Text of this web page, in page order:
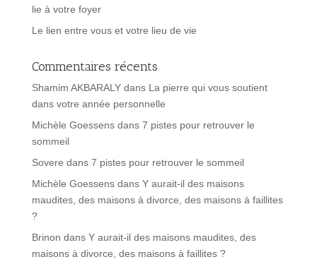
lie à votre foyer
Le lien entre vous et votre lieu de vie
Commentaires récents
Shamim AKBARALYdans La pierre qui vous soutient
dans votre année personnelle
Michèle Goessensdans 7 pistes pour retrouver le
sommeil
Sovere dans 7 pistes pour retrouver le sommeil
Michèle Goessensdans Y aurait-il des maisons
maudites, des maisons à divorce, des maisons à faillites
?
Brinon dans Y aurait-il des maisons maudites, des
maisons à divorce, des maisons à faillites ?